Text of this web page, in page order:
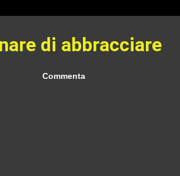
di abbracciare
Commenta